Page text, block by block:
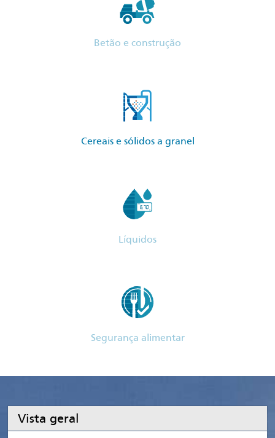
Betão e construção
Cereais e sólidos a granel
Líquidos
Segurança alimentar
Vista geral